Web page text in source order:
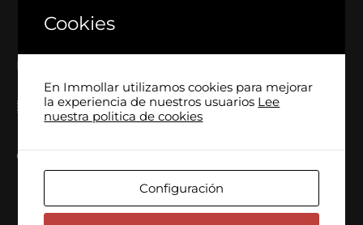
Language
CONTACTA
C/ Can Bruixa, nº42, Barcelona
Cookies
En Immollar utilizamos cookies para mejorar
la experiencia de nuestros usuarios Lee
nuestra politica de cookies
Configuración